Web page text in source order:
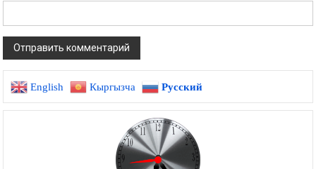
English Кыргызча Русский